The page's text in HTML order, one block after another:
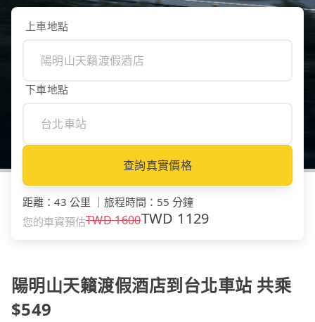
上車地點
下車地點
查詢真實價格
距離 ： 43 公里 旅程時間 ： 55 分鐘
您的車資預估TWD1600TWD 1129
陽明山天籟渡假酒店到台北車站 共乘
$549